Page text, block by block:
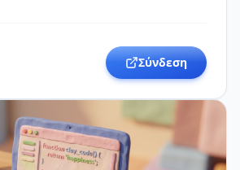
Σύνδεση